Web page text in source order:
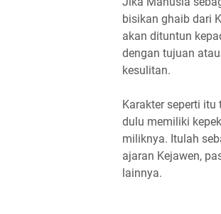
bisikan ghaib dari
akan dituntun
dengan tujuan
kesulitan.
Karakter seperti
dulu memiliki
miliknya. Itulah
ajaran Kejawen,
lainnya.